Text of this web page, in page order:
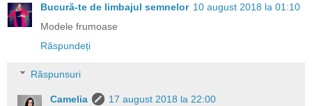
Bucură-te de limbajul semnelor 10 august 2018 la 01:10
Modele frumoase
Răspundeți
Răspunsuri
Camelia
17 august 2018 la 22:00